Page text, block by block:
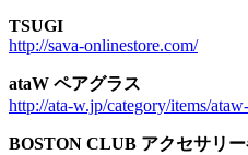
TSUGI
http://sava-onlinestore.com/
ataW ペアグラス
http://ata-w.jp/category/items/
BOSTON CLUB アクセサリ